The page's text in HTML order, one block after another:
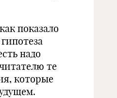
показало
надо
те
которые